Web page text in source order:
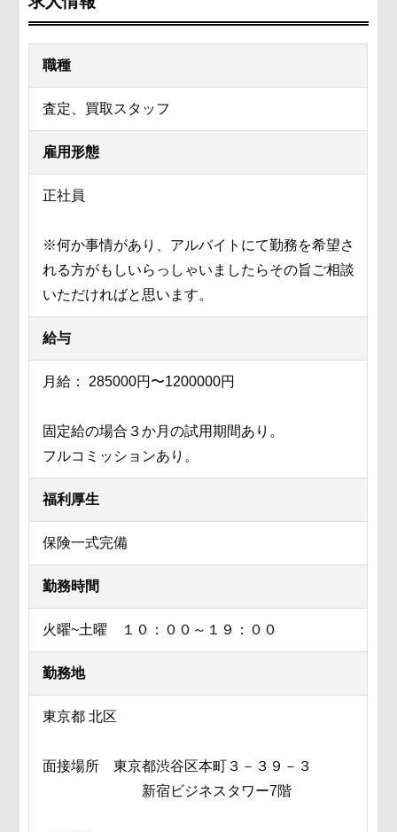
職種
査定、買取スタッフ
雇用形態
正社員
※何か事情があり、アルバイトにて勤務を希望さ
れる方がもしいらっしゃいましたらその旨ご相談
いただければと思います。
給与
月給： 285000円〜1200000円
固定給の場合３か月の試用期間あり。
フルコミッションあり。
福利厚生
保険一式完備
勤務時間
火曜~土曜 １０：００～１９：００
勤務地
東京都 北区
面接場所 東京都渋谷区本町３－３９－３
新宿ビジネスタワー7階